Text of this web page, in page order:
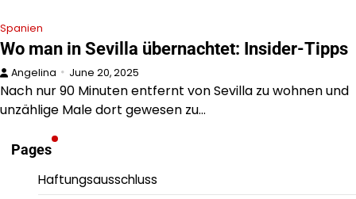
Spanien
Wo man in Sevilla übernachtet: Insider-Tipps
Angelina June 20, 2025
Nach nur 90 Minuten entfernt von Sevilla zu wohnen und
unzählige Male dort gewesen zu…
Pages
Haftungsausschluss